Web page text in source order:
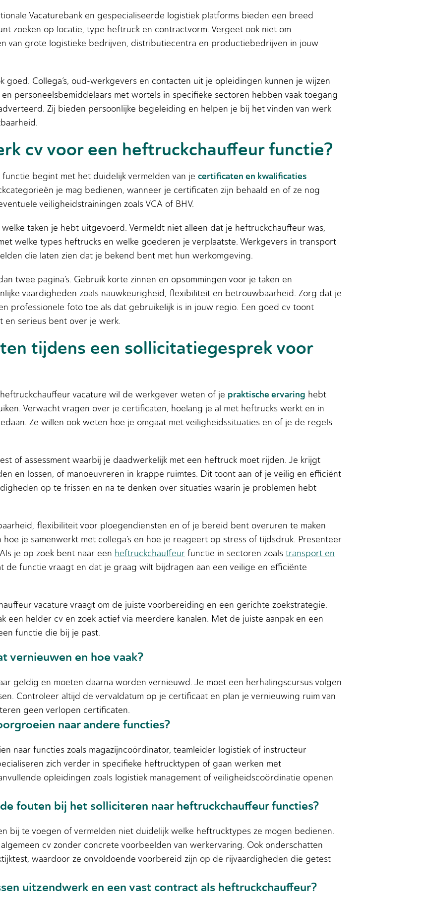
Vacaturebank en gespecialiseerde logistiek platforms bieden een breed
zoeken op locatie, type heftruck en contractvorm. Vergeet ook niet om
van grote logistieke bedrijven, distributiecentra en productiebedrijven in jouw
Collega’s, oud-werkgevers en contacten uit je opleidingen kunnen je wijzen
personeelsbemiddelaars met wortels in specifieke sectoren hebben vaak toegang
Zij bieden persoonlijke begeleiding en helpen je bij het vinden van werk
cv voor een heftruckchauffeur functie?
begint met het duidelijk vermelden van je certificaten en kwalificaties
je mag bedienen, wanneer je certificaten zijn behaald en of ze nog
veiligheidstrainingen zoals VCA of BHV.
taken je hebt uitgevoerd. Vermeldt niet alleen dat je heftruckchauffeur was,
welke types heftrucks en welke goederen je verplaatste. Werkgevers in transport
die laten zien dat je bekend bent met hun werkomgeving.
twee pagina’s. Gebruik korte zinnen en opsommingen voor je taken en
vaardigheden zoals nauwkeurigheid, flexibiliteit en betrouwbaarheid. Zorg dat je
professionele foto toe als dat gebruikelijk is in jouw regio. Een goed cv toont
en serieus bent over je werk.
tijdens een sollicitatiegesprek voor
vacature wil de werkgever weten of je praktische ervaring hebt
Verwacht vragen over je certificaten, hoelang je al met heftrucks werkt en in
Ze willen ook weten hoe je omgaat met veiligheidssituaties en of je de regels
of assessment waarbij je daadwerkelijk met een heftruck moet rijden. Je krijgt
en lossen, of manoeuvreren in krappe ruimtes. Dit toont aan of je veilig en efficiënt
op te frissen en na te denken over situaties waarin je problemen hebt
flexibiliteit voor ploegendiensten en of je bereid bent overuren te maken
je samenwerkt met collega’s en hoe je reageert op stress of tijdsdruk. Presenteer
je op zoek bent naar een heftruckchauffeur functie in sectoren zoals transport en
de functie vraagt en dat je graag wilt bijdragen aan een veilige en efficiënte
vacature vraagt om de juiste voorbereiding en een gerichte zoekstrategie.
een helder cv en zoek actief via meerdere kanalen. Met de juiste aanpak en een
functie die bij je past.
vernieuwen en hoe vaak?
geldig en moeten daarna worden vernieuwd. Je moet een herhalingscursus volgen
Controleer altijd de vervaldatum op je certificaat en plan je vernieuwing ruim van
geen verlopen certificaten.
naar andere functies?
naar functies zoals magazijncoördinator, teamleider logistiek of instructeur
zich verder in specifieke heftrucktypen of gaan werken met
opleidingen zoals logistiek management of veiligheidscoördinatie openen
fouten bij het solliciteren naar heftruckchauffeur functies?
bij te voegen of vermelden niet duidelijk welke heftrucktypes ze mogen bedienen.
cv zonder concrete voorbeelden van werkervaring. Ook onderschatten
waardoor ze onvoldoende voorbereid zijn op de rijvaardigheden die getest
uitzendwerk en een vast contract als heftruckchauffeur?